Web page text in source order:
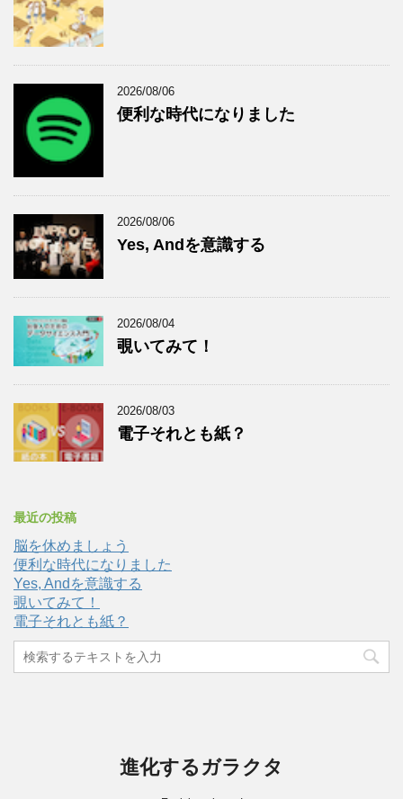
2026/08/06
便利な時代になりました
2026/08/06
Yes, Andを意識する
2026/08/04
覗いてみて！
2026/08/03
電子それとも紙？
最近の投稿
脳を休めましょう
便利な時代になりました
Yes, Andを意識する
覗いてみて！
電子それとも紙？
進化するガラクタ